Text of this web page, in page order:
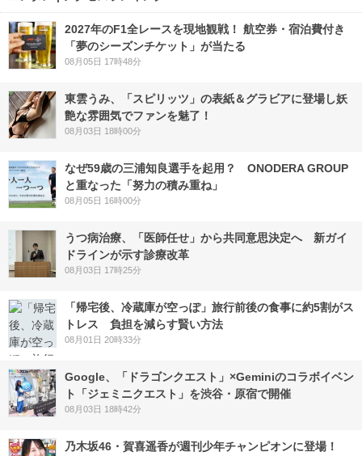
2027年のF1全レースを現地観戦！ 航空券・宿泊費付き
「夢のシーズンチケット」が当たる
08月05日 17時48分
東雲うみ、「スピリッツ」の表紙＆グラビアに登場し妖
艶な雰囲気でファンを魅了！
08月03日 18時00分
なぜ59歳の三浦知良選手を起用？ ONODERA GROUP
と重なった「努力の積み重ね」
08月05日 16時00分
うつ病治療、「医師任せ」から共同意思決定へ 新ガイ
ドラインが示す診療改革
08月03日 17時25分
「帰宅後、冷蔵庫が空っぽ」旅行前後の食事に約5割がス
トレス 負担を減らす賢い方法
08月01日 20時33分
Google、「ドラゴンクエスト」×Geminiのコラボイベン
ト「ジェミニクエスト」を渋谷・原宿で開催
08月03日 18時42分
乃木坂46・賀喜遥香が週刊少年チャンピオンに登場！